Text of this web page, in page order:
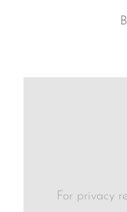
For privacy